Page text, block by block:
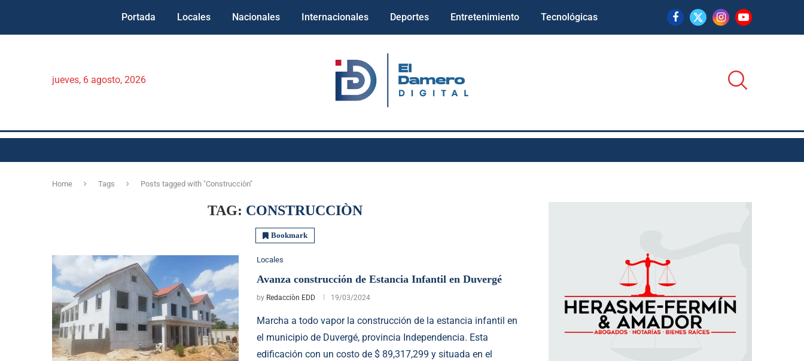
Portada Locales Nacionales Internacionales Deportes Entretenimiento Tecnológicas
jueves, 6 agosto, 2026
Home Tags Posts tagged with "Construcciòn"
TAG: CONSTRUCCIÒN
Bookmark
Locales
Avanza construcción de Estancia Infantil en Duvergé
by Redacciòn EDD 19/03/2024
Marcha a todo vapor la construcción de la estancia infantil en
el municipio de Duvergé, provincia Independencia. Esta
edificación con un costo de $ 89,317,299 y situada en el